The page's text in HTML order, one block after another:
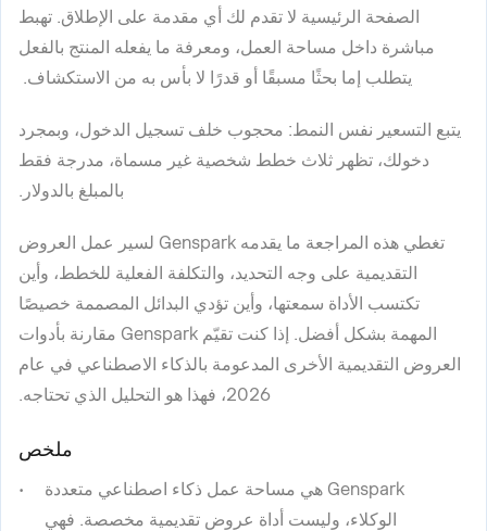
الصفحة الرئيسية لا تقدم لك أي مقدمة على الإطلاق. تهبط
مباشرة داخل مساحة العمل، ومعرفة ما يفعله المنتج بالفعل
يتطلب إما بحثًا مسبقًا أو قدرًا لا بأس به من الاستكشاف.
يتبع التسعير نفس النمط: محجوب خلف تسجيل الدخول، وبمجرد
دخولك، تظهر ثلاث خطط شخصية غير مسماة، مدرجة فقط
بالمبلغ بالدولار.
تغطي هذه المراجعة ما يقدمه Genspark لسير عمل العروض
التقديمية على وجه التحديد، والتكلفة الفعلية للخطط، وأين
تكتسب الأداة سمعتها، وأين تؤدي البدائل المصممة خصيصًا
المهمة بشكل أفضل. إذا كنت تقيّم Genspark مقارنة بأدوات
العروض التقديمية الأخرى المدعومة بالذكاء الاصطناعي في عام
2026، فهذا هو التحليل الذي تحتاجه.
ملخص
Genspark هي مساحة عمل ذكاء اصطناعي متعددة
الوكلاء، وليست أداة عروض تقديمية مخصصة. فهي